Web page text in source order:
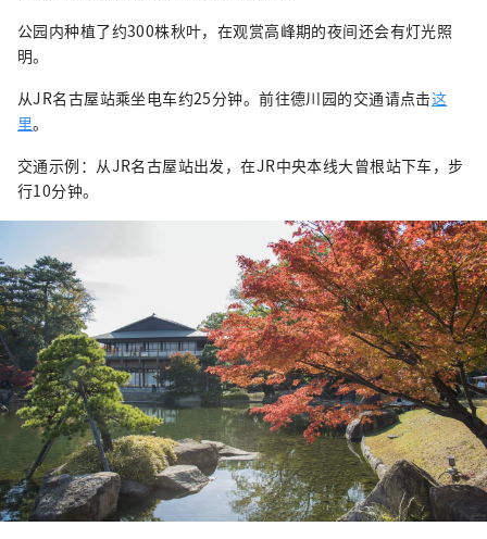
公园内种植了约300株秋叶，在观赏高峰期的夜间还会有灯光照
明。
从JR名古屋站乘坐电车约25分钟。前往德川园的交通请点击这
里。
交通示例：从JR名古屋站出发，在JR中央本线大曾根站下车，步
行10分钟。